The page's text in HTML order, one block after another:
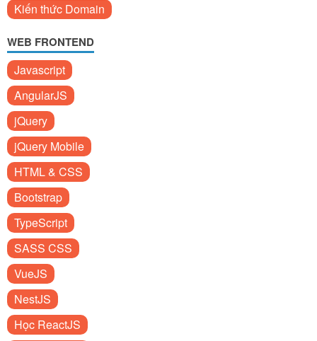
Kiến thức Domain
WEB FRONTEND
Javascript
AngularJS
jQuery
jQuery Mobile
HTML & CSS
Bootstrap
TypeScript
SASS CSS
VueJS
NestJS
Học ReactJS